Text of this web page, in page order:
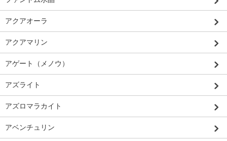
アクアオーラ
アクアマリン
アゲート（メノウ）
アズライト
アズロマラカイト
アベンチュリン